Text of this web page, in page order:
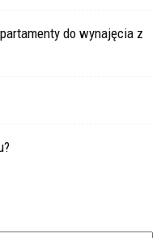
do wynajęcia z